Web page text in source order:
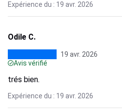
Expérience du : 19 avr. 2026
Odile C.
19 avr. 2026
Avis vérifié
trés bien.
Expérience du : 19 avr. 2026